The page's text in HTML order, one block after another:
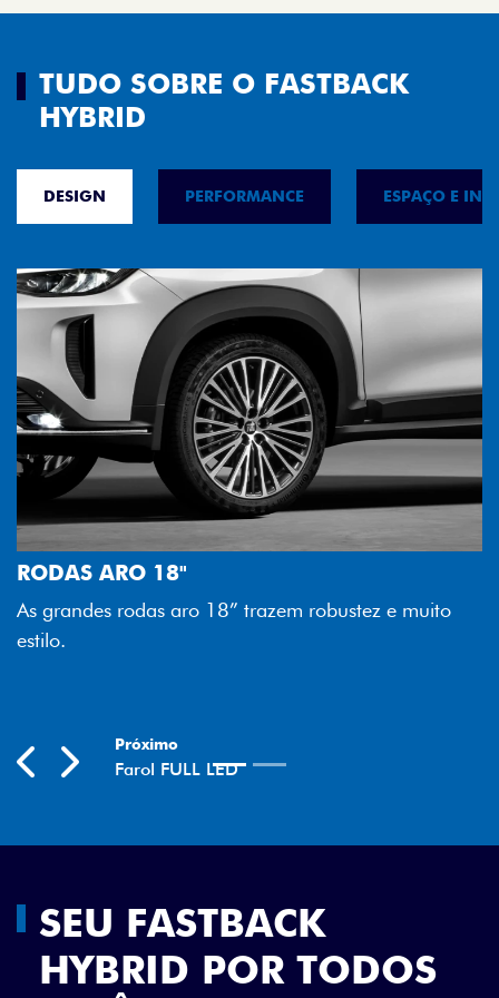
TUDO SOBRE O FASTBACK
HYBRID
DESIGN PERFORMANCE ESPAÇO E
robustez e muito
FAROL FULL LED
Tecnologia dos faróis
economia para você.
SEU FASTBACK
HYBRID POR TODOS